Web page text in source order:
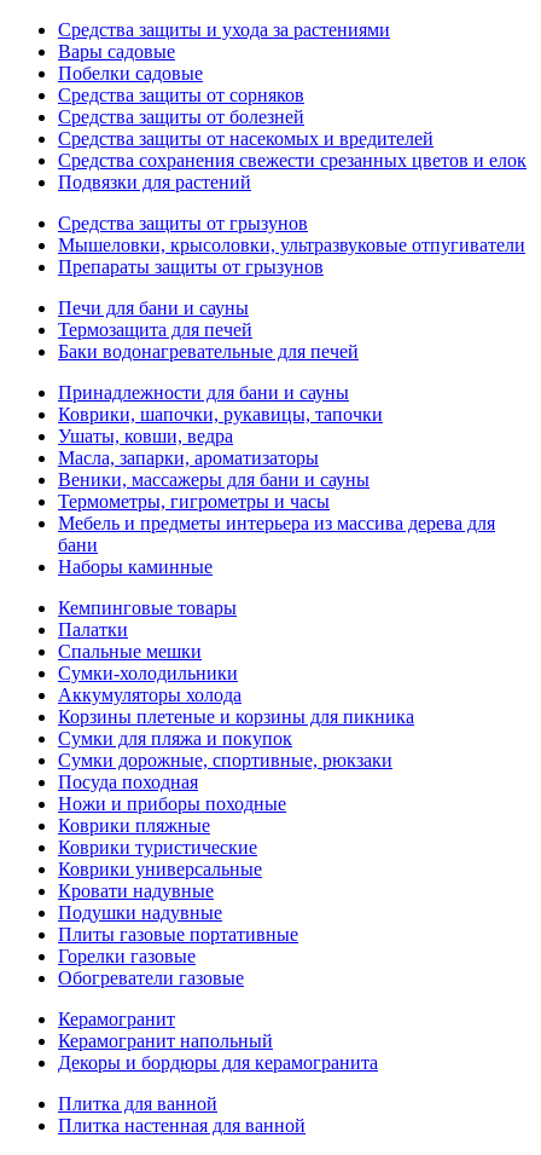
Средства защиты и ухода за растениями
Вары садовые
Побелки садовые
Средства защиты от сорняков
Средства защиты от болезней
Средства защиты от насекомых и вредителей
Средства сохранения свежести срезанных цветов и елок
Подвязки для растений
Средства защиты от грызунов
Мышеловки, крысоловки, ультразвуковые отпугиватели
Препараты защиты от грызунов
Печи для бани и сауны
Термозащита для печей
Баки водонагревательные для печей
Принадлежности для бани и сауны
Коврики, шапочки, рукавицы, тапочки
Ушаты, ковши, ведра
Масла, запарки, ароматизаторы
Веники, массажеры для бани и сауны
Термометры, гигрометры и часы
Мебель и предметы интерьера из массива дерева для
бани
Наборы каминные
Кемпинговые товары
Палатки
Спальные мешки
Сумки-холодильники
Аккумуляторы холода
Корзины плетеные и корзины для пикника
Сумки для пляжа и покупок
Сумки дорожные, спортивные, рюкзаки
Посуда походная
Ножи и приборы походные
Коврики пляжные
Коврики туристические
Коврики универсальные
Кровати надувные
Подушки надувные
Плиты газовые портативные
Горелки газовые
Обогреватели газовые
Керамогранит
Керамогранит напольный
Декоры и бордюры для керамогранита
Плитка для ванной
Плитка настенная для ванной